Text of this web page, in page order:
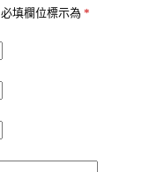
必填欄位標示為 *